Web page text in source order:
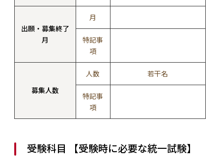
出願・募集終了
月
月
特記事
項
募集人数
人数 若干名
特記事
項
受験科目 【受験時に必要な統一試験】